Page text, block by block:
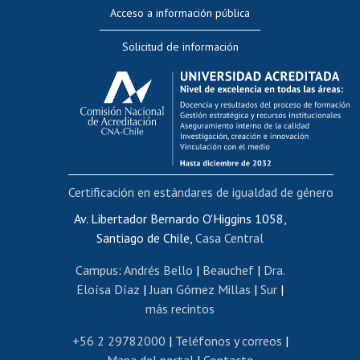
Evaluación docente
Calificación académica
Postulación al AUCAI
Funcionarias/os
Cursos internos de capacitación
Bienestar del personal
Portal de movilidad interna
Certificado de renta
Certificado de renta honorarios
Editar páginas blancas
Extranjeras/os
Revalidación y reconocimiento de títulos
Acceso a información pública
Solicitud de información
Av. Libertador Bernardo O'Higgins 1058,
Santiago de Chile, Casa Central
Campus: Andrés Bello | Beauchef| Dra.
Eloísa Díaz |Juan Gómez Millas | Sur |
más recintos
+56 2 29782000 | Teléfonos y correos |
Certificación en estándares de igualdad de género